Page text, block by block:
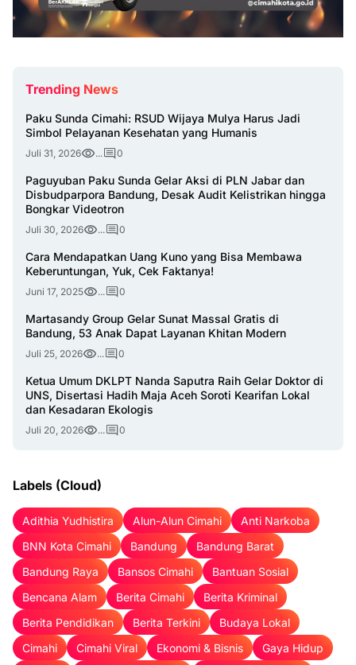
Trending News
Paku Sunda Cimahi: RSUD Wijaya Mulya Harus Jadi
Simbol Pelayanan Kesehatan yang Humanis
Juli 31, 2026 ... 0
Paguyuban Paku Sunda Gelar Aksi di PLN Jabar dan
Disbudparpora Bandung, Desak Audit Kelistrikan hingga
Bongkar Videotron
Juli 30, 2026 ... 0
Cara Mendapatkan Uang Kuno yang Bisa Membawa
Keberuntungan, Yuk, Cek Faktanya!
Juni 17, 2025 ... 0
Martasandy Group Gelar Sunat Massal Gratis di
Bandung, 53 Anak Dapat Layanan Khitan Modern
Juli 25, 2026 ... 0
Ketua Umum DKLPT Nanda Saputra Raih Gelar Doktor di
UNS, Disertasi Hadih Maja Aceh Soroti Kearifan Lokal
dan Kesadaran Ekologis
Juli 20, 2026 ... 0
Labels (Cloud)
Adithia Yudhistira Alun-Alun Cimahi
Anti Narkoba
BNN Kota Cimahi
Bandung
Bandung Barat
Bandung Raya
Bansos Cimahi
Bantuan Sosial
Bencana Alam
Berita Cimahi
Berita Kriminal
Berita Pendidikan
Berita Terkini
Budaya Lokal
Cimahi
Cimahi Viral Ekonomi & Bisnis
Gaya Hidup